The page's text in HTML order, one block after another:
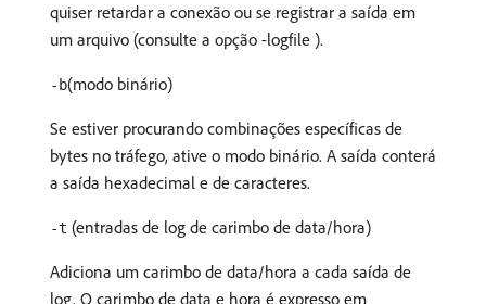
quiser retardar a conexão ou se registrar a saída em
um arquivo (consulte a opção -logfile ).
-b(modo binário)
Se estiver procurando combinações específicas de
bytes no tráfego, ative o modo binário. A saída conterá
a saída hexadecimal e de caracteres.
-t (entradas de log de carimbo de data/hora)
Adiciona um carimbo de data/hora a cada saída de
log. O carimbo de data e hora é expresso em